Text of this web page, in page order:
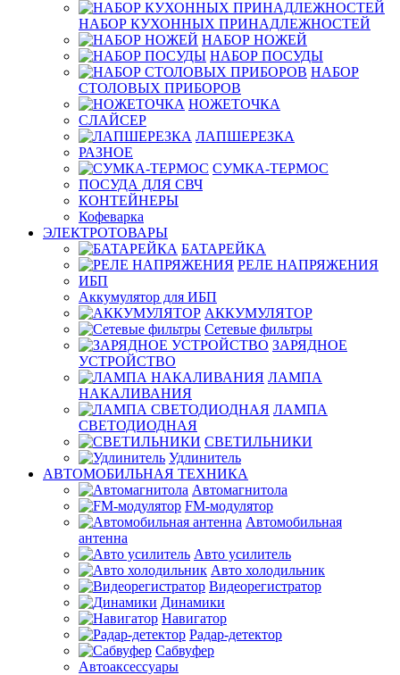
НАБОР КУХОННЫХ ПРИНАДЛЕЖНОСТЕЙ
НАБОР НОЖЕЙ
НАБОР ПОСУДЫ
НАБОР
СТОЛОВЫХ ПРИБОРОВ
НОЖЕТОЧКА
СЛАЙСЕР
ЛАПШЕРЕЗКА
РАЗНОЕ
СУМКА-ТЕРМОС
ПОСУДА ДЛЯ СВЧ
КОНТЕЙНЕРЫ
Кофеварка
ЭЛЕКТРОТОВАРЫ
БАТАРЕЙКА
РЕЛЕ НАПРЯЖЕНИЯ
ИБП
Аккумулятор для ИБП
АККУМУЛЯТОР
Сетевые фильтры
ЗАРЯДНОЕ
УСТРОЙСТВО
ЛАМПА
НАКАЛИВАНИЯ
ЛАМПА
СВЕТОДИОДНАЯ
СВЕТИЛЬНИКИ
Удлинитель
АВТОМОБИЛЬНАЯ ТЕХНИКА
Автомагнитола
FM-модулятор
Автомобильная
антенна
Авто усилитель
Авто холодильник
Видеорегистратор
Динамики
Навигатор
Радар-детектор
Сабвуфер
Автоаксессуары